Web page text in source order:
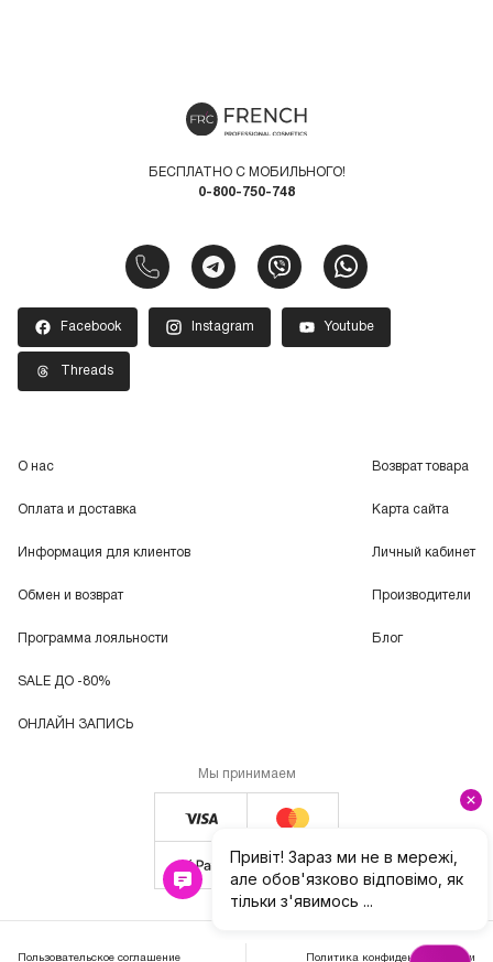
БЕСПЛАТНО С МОБИЛЬНОГО!
0-800-750-748
Facebook Instagram Youtube
Threads
О нас
Оплата и доставка
Информация для клиентов
Обмен и возврат
Программа лояльности
SALE ДО -80%
ОНЛАЙН ЗАПИСЬ
Возврат товара
Карта сайта
Личный кабинет
Производители
Блог
Мы принимаем
Пользовательское соглашение Политика конфиденциальности